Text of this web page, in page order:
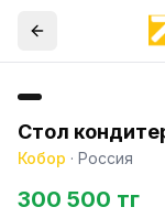
Стол
Кобор · Россия
300 500 тг